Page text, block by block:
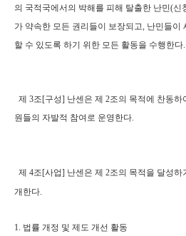
의 국적국에서의 박해를 피해 탈출한 난민(신
가 약속한 모든 권리들이 보장되고, 난민들이
할 수 있도록 하기 위한 모든 활동을 수행한다.
제 3조[구성] 난센은 제 2조의 목적에 찬동하
원들의 자발적 참여로 운영한다.
제 4조[사업] 난센은 제 2조의 목적을 달성하
개한다.
1. 법률 개정 및 제도 개선 활동